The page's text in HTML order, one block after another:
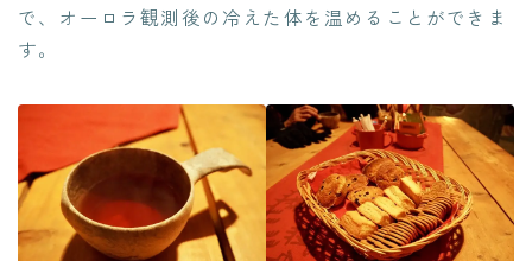
で、オーロラ観測後の冷えた体を温めることができま
す。